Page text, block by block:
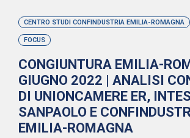
CENTRO STUDI CONFINDUSTRIA EMILIA-ROMAGNA
FOCUS
CONGIUNTURA EMILIA-
GIUGNO 2022 | ANALISI
DI UNIONCAMERE ER,
SANPAOLO E
EMILIA-ROMAGNA